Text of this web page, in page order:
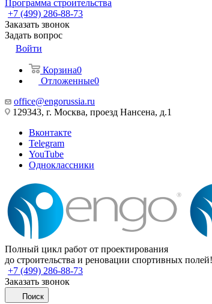
Программа строительства
+7 (499) 286-88-73
Заказать звонок
Задать вопрос
Войти
Корзина0
Отложенные0
office@engorussia.ru
129343, г. Москва, проезд Нансена, д.1
Вконтакте
Telegram
YouTube
Одноклассники
Полный цикл работ от проектирования
до строительства и реновации спортивных полей!
+7 (499) 286-88-73
Заказать звонок
Поиск